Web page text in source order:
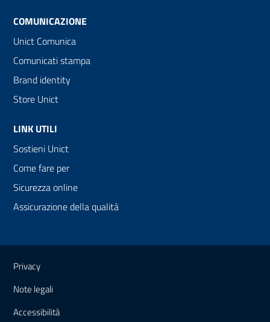
COMUNICAZIONE
Unict Comunica
Comunicati stampa
Brand identity
Store Unict
LINK UTILI
Sostieni Unict
Come fare per
Sicurezza online
Assicurazione della qualità
Link e informazioni utili
Privacy
Note legali
Accessibilità